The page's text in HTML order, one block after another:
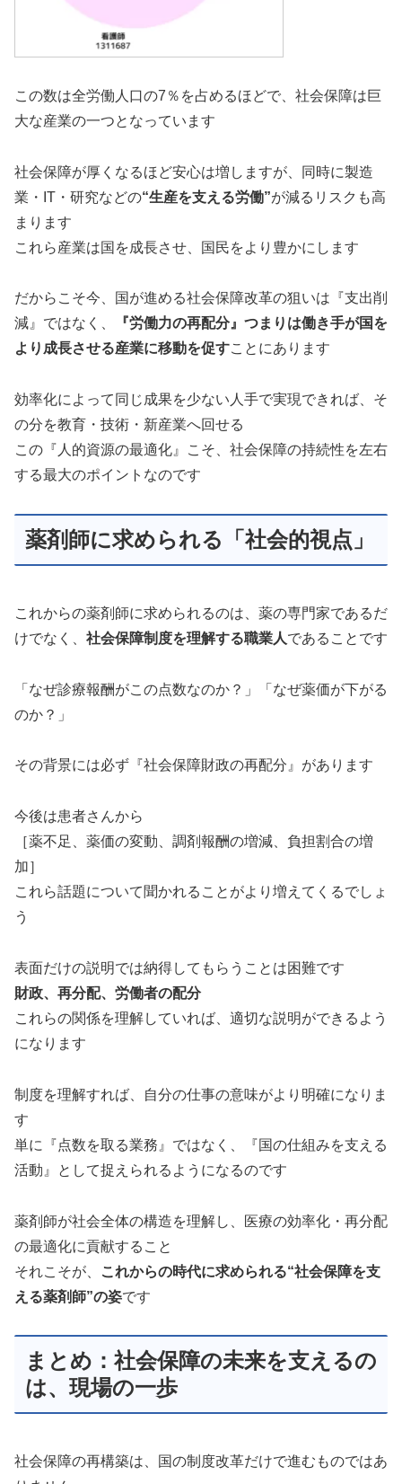
この数は全労働人口の7％を占めるほどで、社会保障は巨
大な産業の一つとなっています
社会保障が厚くなるほど安心は増しますが、同時に製造
業・IT・研究などの“生産を支える労働”が減るリスクも高
まります
これら産業は国を成長させ、国民をより豊かにします
だからこそ今、国が進める社会保障改革の狙いは『支出削
減』ではなく、
『労働力の再配分』つまりは働き手が国を
より成長させる産業に移動を促すことにあります
効率化によって同じ成果を少ない人手で実現できれば、そ
の分を教育・技術・新産業へ回せる
この『人的資源の最適化』こそ、社会保障の持続性を左右
する最大のポイントなのです
薬剤師に求められる「社会的視点」
これからの薬剤師に求められるのは、薬の専門家であるだ
けでなく、 社会保障制度を理解する職業人であることです
「なぜ診療報酬がこの点数なのか？」「なぜ薬価が下がる
のか？」
その背景には必ず『社会保障財政の再配分』があります
今後は患者さんから
［薬不足、薬価の変動、調剤報酬の増減、負担割合の増
加］
これら話題について聞かれることがより増えてくるでしょ
う
表面だけの説明では納得してもらうことは困難です
財政、再分配、労働者の配分
これらの関係を理解していれば、適切な説明ができるよう
になります
制度を理解すれば、自分の仕事の意味がより明確になりま
す
単に『点数を取る業務』ではなく、『国の仕組みを支える
活動』として捉えられるようになるのです
薬剤師が社会全体の構造を理解し、医療の効率化・再分配
の最適化に貢献すること
それこそが、
これからの時代に求められる“社会保障を支
える薬剤師”の姿です
まとめ：社会保障の未来を支えるの
は、現場の一歩
社会保障の再構築は、国の制度改革だけで進むものではあ